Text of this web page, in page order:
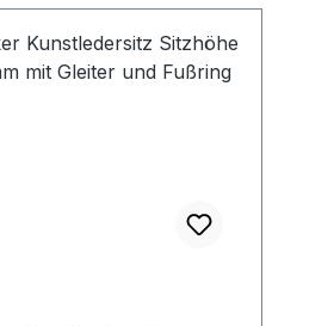
weich und
Interstuhl
& Co. KG,